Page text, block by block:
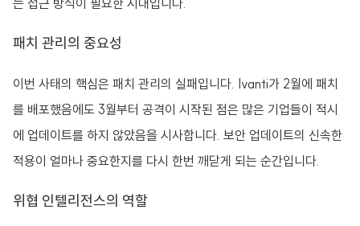
는 접근 방식이 필요한 시대입니다.
패치 관리의 중요성
이번 사태의 핵심은 패치 관리의 실패입니다. Ivanti가 2월에 패치
를 배포했음에도 3월부터 공격이 시작된 점은 많은 기업들이 적시
에 업데이트를 하지 않았음을 시사합니다. 보안 업데이트의 신속한
적용이 얼마나 중요한지를 다시 한번 깨닫게 되는 순간입니다.
위협 인텔리전스의 역할